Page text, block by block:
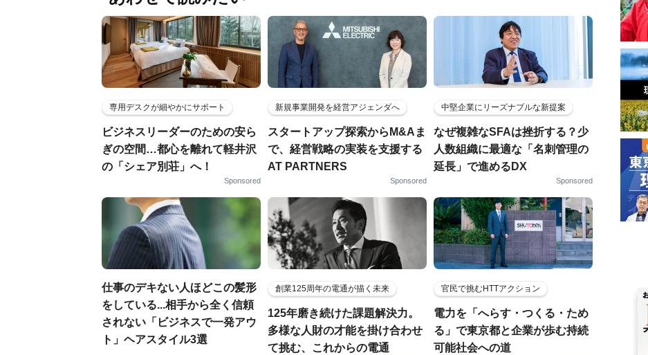
専用デスクが細やかにサポート
ビジネスリーダーのための安ら
ぎの空間…都心を離れて軽井沢
の「シェア別荘」へ！
Sponsored
新規事業開発を経営アジェンダへ
スタートアップ探索からM&Aま
で、経営戦略の実装を支援する
AT PARTNERS
Sponsored
中堅企業にリーズナブルな新提案
なぜ複雑なSFAは挫折する？少
人数組織に最適な「名刺管理の
延長」で進めるDX
Sponsored
仕事のデキない人ほどこの髪形
をしている...相手から全く信頼
されない「ビジネスで一発アウ
ト」ヘアスタイル3選
創業125周年の電通が描く未来
125年磨き続けた課題解決力。
多様な人財の才能を掛け合わせ
て挑む、これからの電通
官民で挑むHTTアクション
電力を「へらす・つくる・ため
る」で東京都と企業が歩む持続
可能社会への道